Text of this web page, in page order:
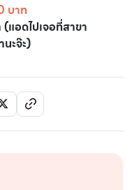
บาท
แอดไปเจอที่สาขา
ะจ๊ะ)